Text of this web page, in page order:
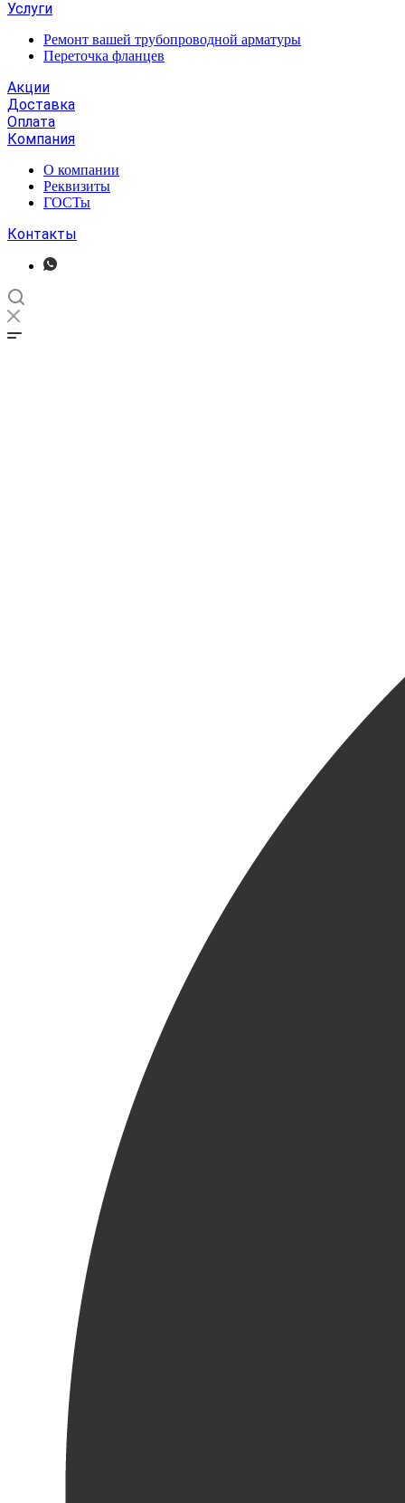
Услуги
Ремонт вашей трубопроводной арматуры
Переточка фланцев
Акции
Доставка
Оплата
Компания
О компании
Реквизиты
ГОСТы
Контакты